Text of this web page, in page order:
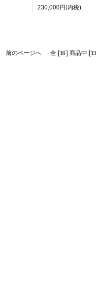
230,000円(内税)
前のページへ 全 [18] 商品中